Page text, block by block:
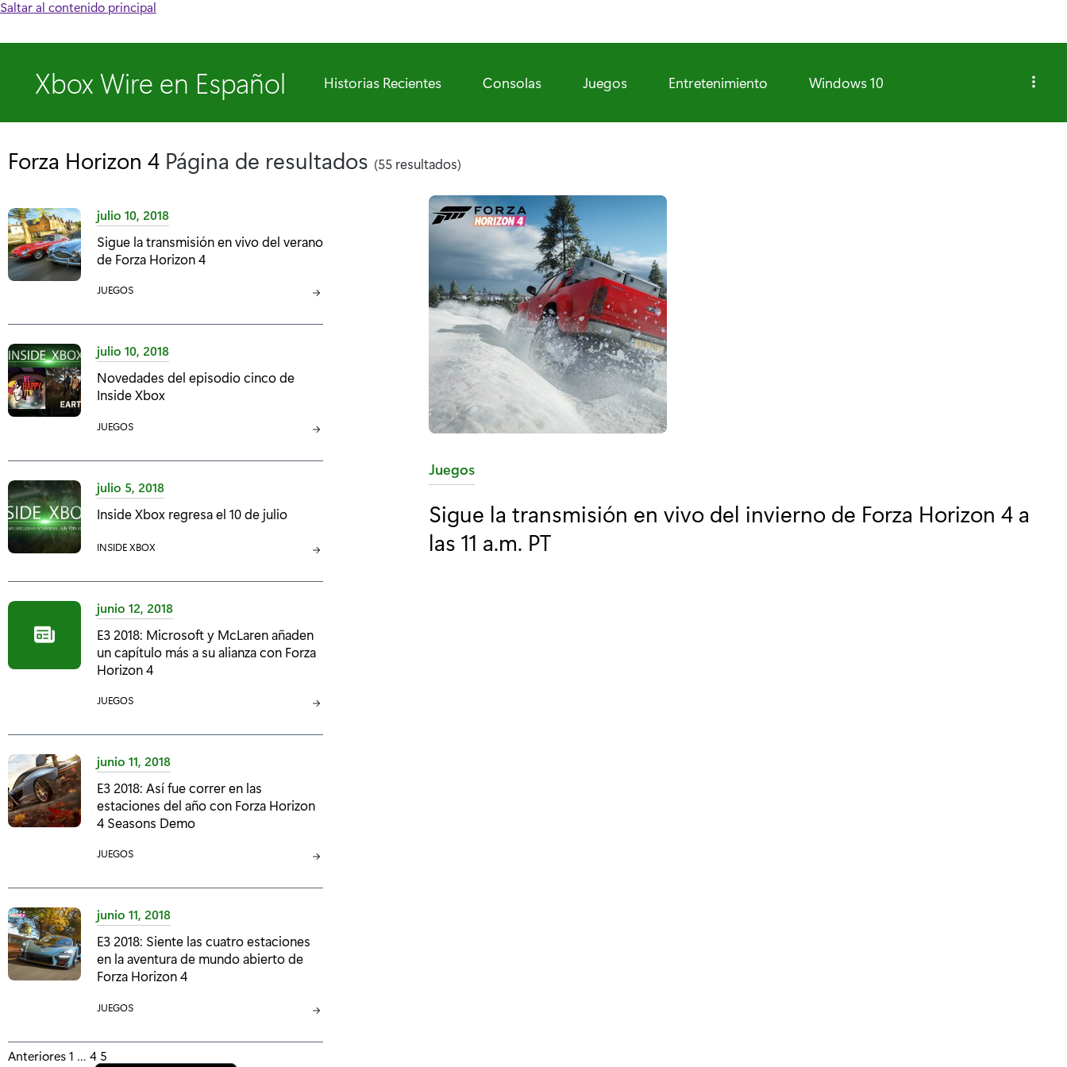
Saltar al contenido principal
Xbox Wire en Español Historias Recientes Consolas Juegos Entretenimiento Windows 10
Forza Horizon 4 Página de resultados (55 resultados)
C
t
e
Juegos
Sigue la transmisión en vivo del invierno de Forza Horizon 4 a
las 11 a.m. PT
julio 10, 2018
Sigue la transmisión en vivo del verano
de Forza Horizon 4
C
T
G
O
R
A
JUEGOS
julio 10, 2018
Novedades del episodio cinco de
Inside Xbox
C
T
G
O
Í
:
JUEGOS
julio 5, 2018
Inside Xbox regresa el 10 de julio
C
T
G
O
R
Í
:
INSIDE XBOX
junio 12, 2018
E3 2018: Microsoft y McLaren añaden
un capítulo más a su alianza con Forza
Horizon 4
C
T
G
O
R
Í
:
JUEGOS
junio 11, 2018
E3 2018: Así fue correr en las
estaciones del año con Forza Horizon
4 Seasons Demo
C
T
G
O
R
Í
:
JUEGOS
junio 11, 2018
E3 2018: Siente las cuatro estaciones
en la aventura de mundo abierto de
Forza Horizon 4
C
T
E
JUEGOS
Anteriores1 … 4 5